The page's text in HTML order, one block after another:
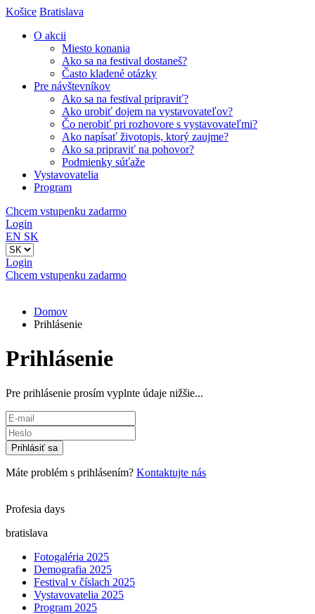
Košice Bratislava
O akcii
Miesto konania
Ako sa na festival dostaneš?
Často kladené otázky
Pre návštevníkov
Ako sa na festival pripraviť?
Ako urobiť dojem na vystavovateľov?
Čo nerobiť pri rozhovore s vystavovateľmi?
Ako napísať životopis, ktorý zaujme?
Ako sa pripraviť na pohovor?
Podmienky súťaže
Vystavovatelia
Program
Chcem vstupenku zadarmo
Login
EN SK
Login
Chcem vstupenku zadarmo
Domov
Prihlásenie
Prihlásenie
Pre prihlásenie prosím vyplnte údaje nižšie...
Prihlásiť sa
Máte problém s prihlásením? Kontaktujte nás
Profesia days
bratislava
Fotogaléria 2025
Demografia 2025
Festival v číslach 2025
Vystavovatelia 2025
Program 2025